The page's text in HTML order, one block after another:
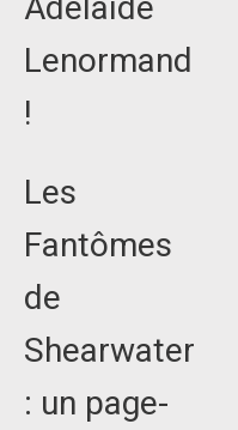
Lenormand
!
Les
Fantômes
de
Shearwater
: un page-